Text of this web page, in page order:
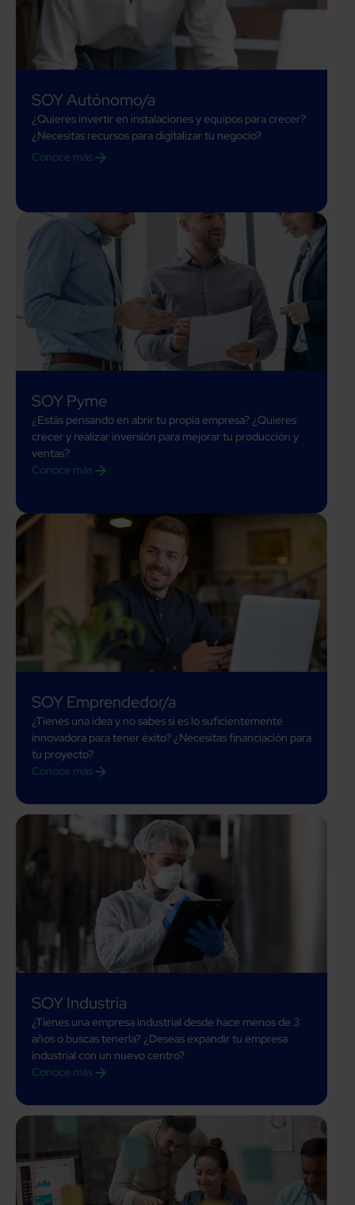
SOY Autónomo/a
¿Quieres invertir en instalaciones y equipos para crecer?
¿Necesitas recursos para digitalizar tu negocio?
Conoce más
SOY Pyme
¿Estás pensando en abrir tu propia empresa? ¿Quieres
crecer y realizar inversión para mejorar tu producción y
ventas?
Conoce más
SOY Emprendedor/a
¿Tienes una idea y no sabes si es lo suficientemente
innovadora para tener éxito? ¿Necesitas financiación para
tu proyecto?
Conoce más
SOY Industria
¿Tienes una empresa industrial desde hace menos de 3
años o buscas tenerla? ¿Deseas expandir tu empresa
industrial con un nuevo centro?
Conoce más